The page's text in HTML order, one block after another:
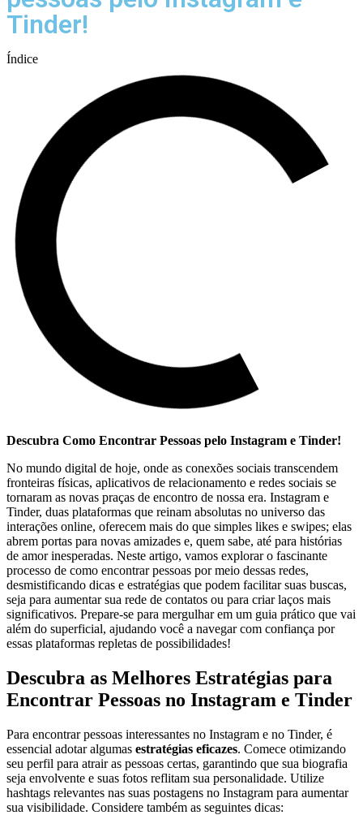
Tinder!
Índice
Descubra⁤ Como Encontrar Pessoas pelo Instagram ‍e Tinder!
No mundo digital de hoje, onde as conexões ‌sociais ​transcendem
‍fronteiras físicas, aplicativos de ​relacionamento e redes sociais se
tornaram‍ as novas praças de encontro de nossa era. Instagram e
Tinder, duas plataformas que reinam absolutas no universo das
interações‌ online, oferecem mais do que simples likes e swipes;⁣ elas
abrem portas para novas amizades e, quem sabe, até para histórias
de amor ‌inesperadas. Neste artigo, ‌vamos explorar o fascinante
processo de como encontrar pessoas por meio dessas⁤ redes,
desmistificando dicas ⁤e estratégias que podem facilitar suas buscas,‌
seja para aumentar sua rede de contatos ou para​ criar laços mais
significativos. Prepare-se para ​mergulhar em um guia prático que vai
além do superficial, ajudando você a​ navegar com confiança por
essas plataformas repletas de‌ possibilidades!
Descubra ​as Melhores Estratégias‌ para
Encontrar Pessoas no Instagram e Tinder
Para encontrar pessoas interessantes no Instagram e no ⁢Tinder, é
essencial adotar algumas estratégias eficazes. Comece otimizando
seu perfil para atrair as ⁣pessoas certas, garantindo que sua biografia
seja envolvente e suas fotos reflitam sua personalidade. Utilize
hashtags relevantes nas suas postagens no Instagram para aumentar
sua visibilidade. Considere também as seguintes dicas: